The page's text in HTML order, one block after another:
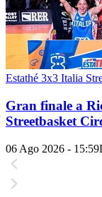
Estathé 3x3 Italia
Gran finale a
Streetbasket
06 Ago 2026 - 15:59